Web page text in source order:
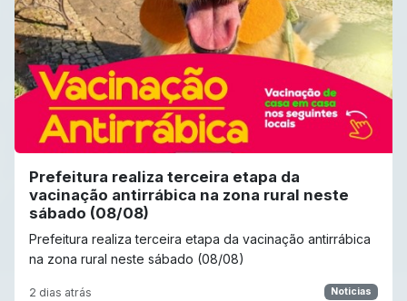
Prefeitura realiza terceira etapa da
vacinação antirrábica na zona rural neste
sábado (08/08)
Prefeitura realiza terceira etapa da vacinação antirrábica
na zona rural neste sábado (08/08)
2 dias atrás Noticias